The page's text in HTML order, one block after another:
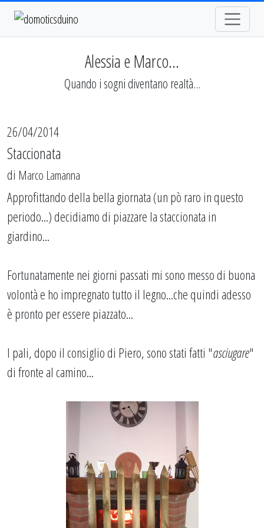
Alessia e Marco...
Quando i sogni diventano realtà...
26/04/2014
Staccionata
di Marco Lamanna
Approfittando della bella giornata (un pò raro in questo
periodo...) decidiamo di piazzare la staccionata in
giardino...
Fortunatamente nei giorni passati mi sono messo di buona
volontà e ho impregnato tutto il legno...che quindi adesso
è pronto per essere piazzato...
I pali, dopo il consiglio di Piero, sono stati fatti "asciugare"
di fronte al camino...